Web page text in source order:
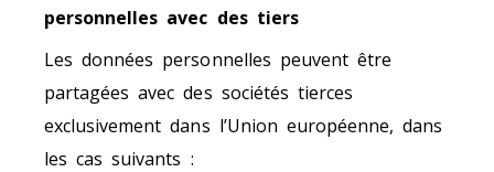
personnelles avec des tiers
Les données personnelles peuvent être
partagées avec des sociétés tierces
exclusivement dans l’Union européenne, dans
les cas suivants :